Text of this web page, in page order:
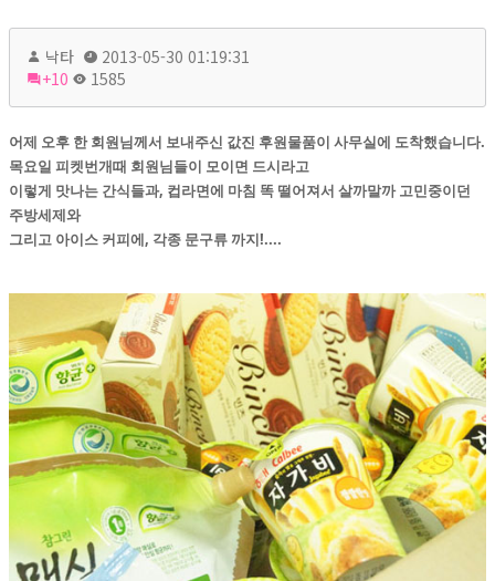
낙타
2013-05-30 01:19:31
+10
1585
어제 오후 한 회원님께서 보내주신 값진 후원물품이 사무실에 도착했습니다.
목요일 피켓번개때 회원님들이 모이면 드시라고
이렇게 맛나는 간식들과, 컵라면에 마침 똑 떨어져서 살까말까 고민중이던
주방세제와
그리고 아이스 커피에, 각종 문구류 까지!....